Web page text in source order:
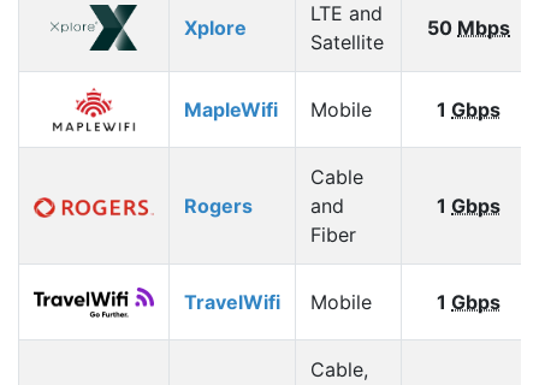
Xplore
LTE and
Satellite
50 Mbps
MapleWifi Mobile 1 Gbps
Rogers
Cable
and
Fiber
1 Gbps
TravelWifi Mobile 1 Gbps
Cable,